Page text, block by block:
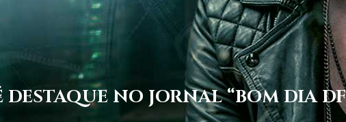
DESTAQUE NO JORNAL “BOM DIA